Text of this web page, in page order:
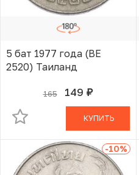
5 бат 1977 года (BE
2520) Таиланд
165 149 руб.
В КОРЗИНЕ
КУПИТЬ
-10%